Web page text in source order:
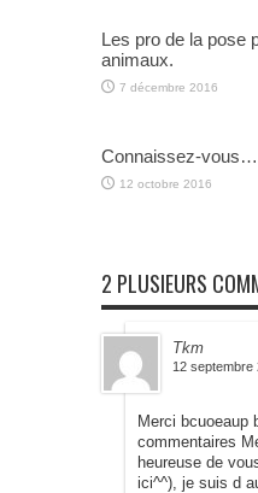
Les pro de la pose
animaux.
7 décembre 2016
Connaissez-vous…
12 octobre 2016
2 PLUSIEURS
Tkm
12 septembre
Merci bcuoeaup
commentaires
heureuse de
ici^^), je suis d